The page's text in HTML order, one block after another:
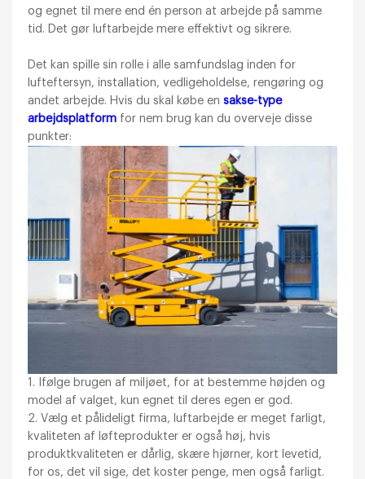
og egnet til mere end én person at arbejde på samme
tid. Det gør luftarbejde mere effektivt og sikrere.
Det kan spille sin rolle i alle samfundslag inden for
lufteftersyn, installation, vedligeholdelse, rengøring og
andet arbejde. Hvis du skal købe ensakse-type
arbejdsplatform for nem brug kan du overveje disse
punkter:
1. Ifølge brugen af miljøet, for at bestemme højden og
model af valget, kun egnet til deres egen er god.
2. Vælg et pålideligt firma, luftarbejde er meget farligt,
kvaliteten af løfteprodukter er også høj, hvis
produktkvaliteten er dårlig, skære hjørner, kort levetid,
for os, det vil sige, det koster penge, men også farligt.